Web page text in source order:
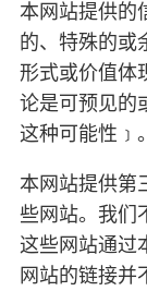
本网站提供的
的、特殊的或
形式或价值体
论是可预见的
这种可能性﹞。
本网站提供第
些网站。我们
这些网站通过
网站的链接并